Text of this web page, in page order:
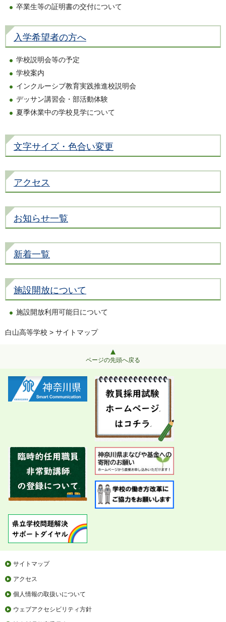
卒業生等の証明書の交付について
入学希望者の方へ
学校説明会等の予定
学校案内
インクルーシブ教育実践推進校説明会
デッサン講習会・部活動体験
夏季休業中の学校見学について
文字サイズ・色合い変更
アクセス
お知らせ一覧
新着一覧
施設開放について
施設開放利用可能日について
白山高等学校 > サイトマップ
ページの先頭へ戻る
サイトマップ
アクセス
個人情報の取扱いについて
ウェブアクセシビリティ方針